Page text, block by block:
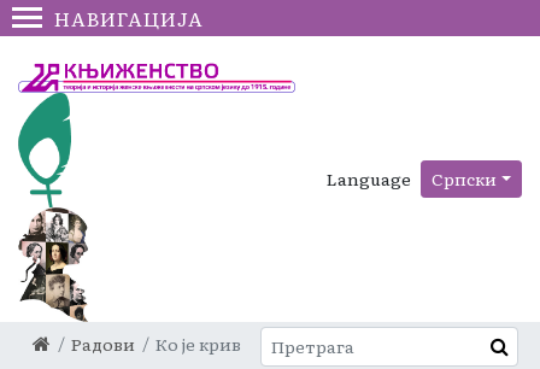
НАВИГАЦИЈА
Language Српски
Радови Ко је крив